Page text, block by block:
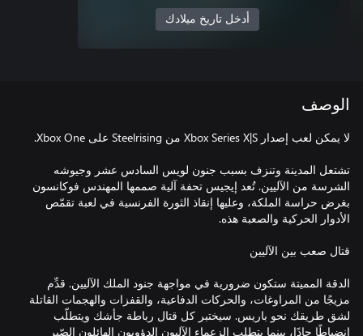
أدخل تاريخ ميلادك
الوصف
تشتعل المدينة وتنزف بسبب جنون لويس السادس عشر وجيوشه
الشرسة من الآليين. تُعد إيجيس تحفة آلية صممها المهندس فوكانسون
بغرض حراسة الملكة، وعليها إنقاذ الثورة الفرنسية في لعبة تقمّص
الدقة المميتة ستكون ضرورية في مواجهة جنود الملك الآليين. قدِّم
مزيجًا من المراوغات، والحركات الدفاعية، والقفزات والهجمات القاتلة
لشق طريقك نحو باريس. سيختبر كل قتال رباطة جأشك ويتطلّب
انضباطًا حادًا، بينما يتطلب الزعماء الآليون الدؤوبون الهائلون الصّبر